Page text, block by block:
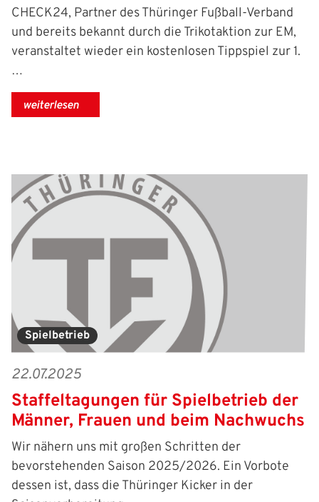
CHECK24, Partner des Thüringer Fußball-Verband
und bereits bekannt durch die Trikotaktion zur EM,
veranstaltet wieder ein kostenlosen Tippspiel zur 1.
…
weiterlesen
Spielbetrieb
22.07.2025
Staffeltagungen für Spielbetrieb der
Männer, Frauen und beim Nachwuchs
Wir nähern uns mit großen Schritten der
bevorstehenden Saison 2025/2026. Ein Vorbote
dessen ist, dass die Thüringer Kicker in der